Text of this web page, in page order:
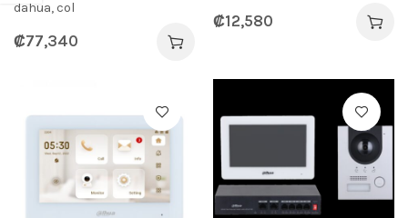
dahua, col
₡77,340
₡12,580